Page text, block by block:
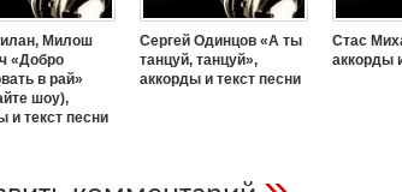
Милош
«Добро
в рай»
шоу),
и текст песни
Сергей Одинцов «А ты
танцуй, танцуй»,
аккорды и текст песни
Стас
аккорды